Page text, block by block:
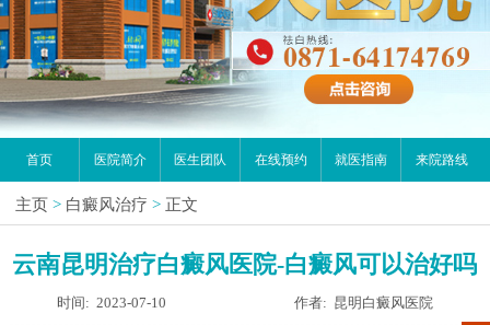
首页 医院简介 医生团队 在线预约 就医指南 来院路线
主页 > 白癜风治疗 > 正文
云南昆明治疗白癜风医院-白癜风可以治好吗
时间: 2023-07-10 作者: 昆明白癜风医院